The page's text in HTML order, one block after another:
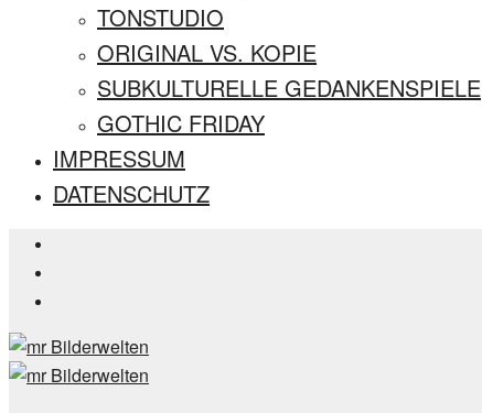
TONSTUDIO
ORIGINAL VS. KOPIE
SUBKULTURELLE GEDANKENSPIELE
GOTHIC FRIDAY
IMPRESSUM
DATENSCHUTZ